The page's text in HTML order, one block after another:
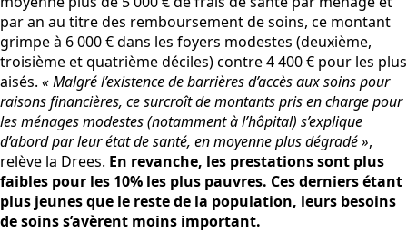
par an au titre des remboursement de soins, ce montant
grimpe à 6 000 € dans les foyers modestes (deuxième,
troisième et quatrième déciles) contre 4 400 € pour les plus
aisés. « Malgré l’existence de barrières d’accès aux soins pour
raisons financières, ce surcroît de montants pris en charge pour
les ménages modestes (notamment à l’hôpital) s’explique
d’abord par leur état de santé, en moyenne plus dégradé »,
relève la Drees. En revanche, les prestations sont plus
faibles pour les 10% les plus pauvres. Ces derniers étant
plus jeunes que le reste de la population, leurs besoins
de soins s’avèrent moins important.